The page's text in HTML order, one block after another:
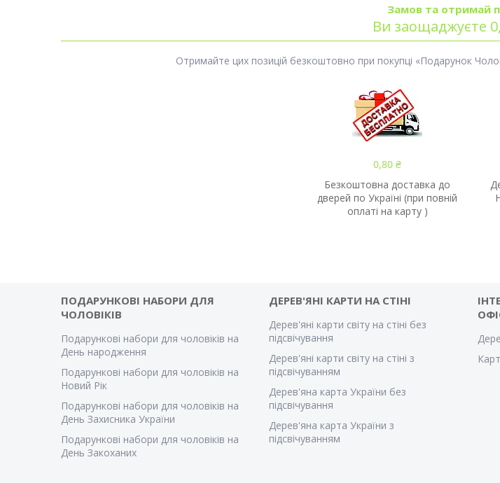
Замов та отримай
Ви заощаджуєте
Отримайте цих позицій безкоштовно при покупці «Подарунок
0,80 ₴
Безкоштовна доставка до
дверей по Україні (при повній
оплаті на карту )
ПОДАРУНКОВІ НАБОРИ ДЛЯ
ЧОЛОВІКІВ
Подарункові набори для чоловіків на
День народження
Подарункові набори для чоловіків на
Новий Рік
Подарункові набори для чоловіків на
День Захисника України
Подарункові набори для чоловіків на
День Закоханих
ДЕРЕВ'ЯНІ КАРТИ НА СТІНІ
Дерев'яні карти світу на стіні без
підсвічування
Дерев'яні карти світу на стіні з
підсвічуванням
Дерев'яна карта України без
підсвічування
Дерев'яна карта України з
підсвічуванням